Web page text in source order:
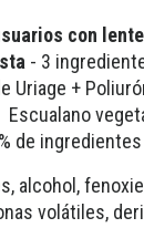
con
- 3
Uriage +
Escualano
de
alcohol,
volátiles,